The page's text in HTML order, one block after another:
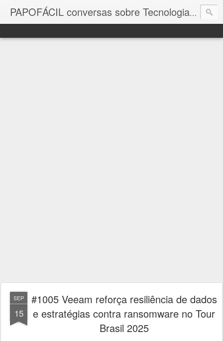
PAPOFÁCIL conversas sobre Tecnologiacom a
SEP
15
#1005 Veeam reforça resiliência de dados
e estratégias contra ransomware no Tour
Brasil 2025